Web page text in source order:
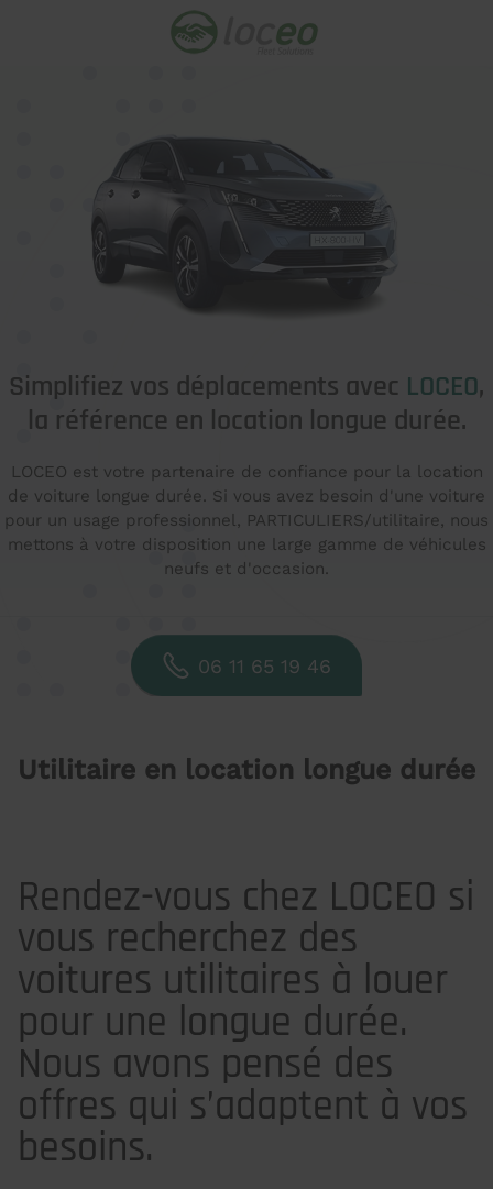
Simplifiez vos déplacements avec LOCEO,
la référence en location longue durée.
LOCEO est votre partenaire de confiance pour la location
de voiture longue durée. Si vous avez besoin d'une voiture
pour un usage professionnel, PARTICULIERS/utilitaire, nous
mettons à votre disposition une large gamme de véhicules
neufs et d'occasion.
06 11 65 19 46
Utilitaire en location longue durée
Rendez-vous chez LOCEO si
vous recherchez des
voitures utilitaires à louer
pour une longue durée.
Nous avons pensé des
offres qui s’adaptent à vos
besoins.